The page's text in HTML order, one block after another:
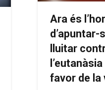
Ara és
d’apuntar-
lluitar
l’eutanàsia
favor de la